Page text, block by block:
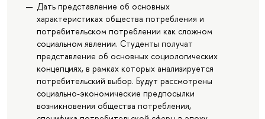
Дать представление об основных
характеристиках общества потребления и
потребительском потреблении как сложном
социальном явлении. Студенты получат
представление об основных социологических
концепциях, в рамках которых анализируется
потребительский выбор. Будут рассмотрены
социально-экономические предпосылки
возникновения общества потребления,